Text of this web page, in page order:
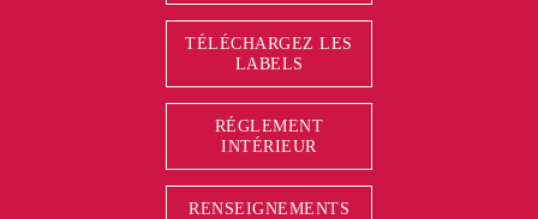
TÉLÉCHARGEZ LES
LABELS
RÉGLEMENT
INTÉRIEUR
RENSEIGNEMENTS